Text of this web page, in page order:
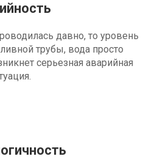
давно, то уровень
трубы, вода просто
серьезная аварийная